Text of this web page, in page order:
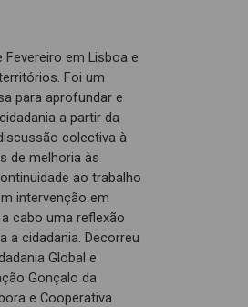
Fevereiro em Lisboa e
Foi um
para aprofundar e
a partir da
colectiva à
de melhoria às
ao trabalho
intervenção em
cabo uma reflexão
a cidadania. Decorreu
Global e
Gonçalo da
e Cooperativa